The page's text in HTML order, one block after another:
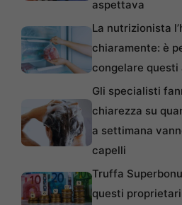
aspettava
La nutrizionista
chiaramente: è
congelare questi
Gli specialisti
chiarezza su
a settimana
capelli
Truffa
questi